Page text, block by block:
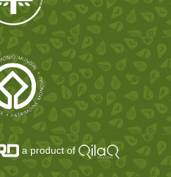
a product of